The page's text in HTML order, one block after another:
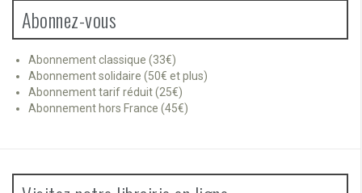
Abonnez-vous
Abonnement classique (33€)
Abonnement solidaire (50€ et plus)
Abonnement tarif réduit (25€)
Abonnement hors France (45€)